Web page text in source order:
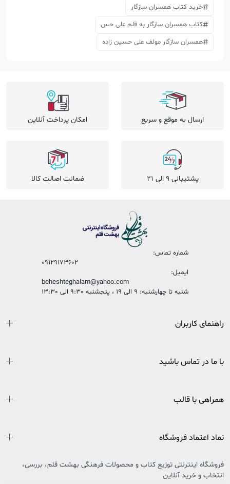
خرید کتاب همسران سازگار
کتاب همسران سازگار به قلم علی حس
همسران سازگار مولف علی حسین زاده
ارسال به موقع و سریع امکان پرداخت آنلاین
پشتیبانی 9 الی 21 ضمانت اصالت کالا
شماره تماس:
09129173602
ایمیل:
beheshteghalam@yahoo.com
شنبه تا چهارشنبه: 9 الی 19 ، پنجشنبه 9:30 الی 13:30
راهنمای کاربران
با ما در تماس باشید
همراهی با قالب
نماد اعتماد فروشگاه
فروشگاه اینترنتی توزیع کتاب و محصولات فرهنگی بهشت قلم، بررسی،
انتخاب و خرید آنلاین